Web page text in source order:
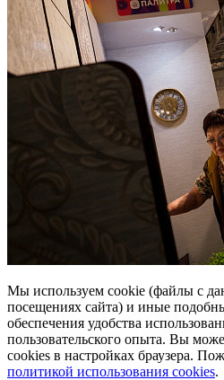
Мы используем cookie (файлы с
посещениях сайта) и иные
обеспечения удобства
пользовательского опыта. Вы
сookies в настройках браузера.
политикой использования cookies.